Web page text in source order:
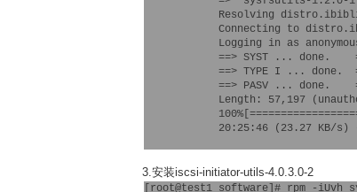
Resolving
Connecting to
Logging in as
==> SYST ... done.
==> TYPE I ... done.
==> PASV ... done.
Length: 57,197
20:25:46 (23.27 KB/s)
3.安装iscsi-initiator-utils-4.0.3.0-2
[root@test1 software]# rpm -iUvh